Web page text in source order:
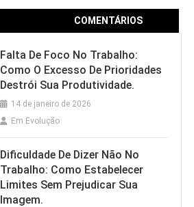
COMENTÁRIOS
Falta De Foco No Trabalho:
Como O Excesso De Prioridades
Destrói Sua Produtividade.
14 de janeiro de 2026
Em Evolução
Dificuldade De Dizer Não No
Trabalho: Como Estabelecer
Limites Sem Prejudicar Sua
Imagem.